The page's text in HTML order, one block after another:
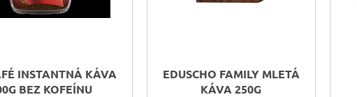
INSTANTNÁ KÁVA
BEZ KOFEÍNU
EDUSCHO FAMILY MLETÁ
KÁVA 250G